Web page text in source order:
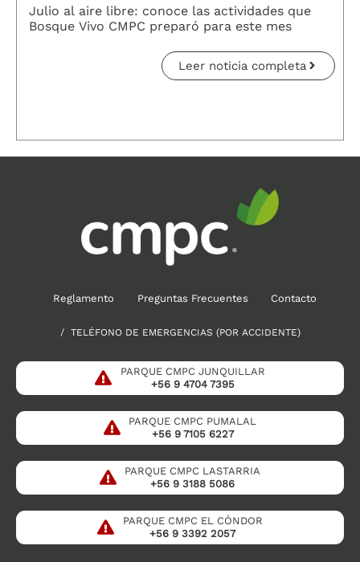
Julio al aire libre: conoce las actividades que
Bosque Vivo CMPC preparó para este mes
Leer noticia completa
Reglamento Preguntas Frecuentes Contacto
/ TELÉFONO DE EMERGENCIAS (POR ACCIDENTE)
PARQUE CMPC JUNQUILLAR
+56 9 4704 7395
PARQUE CMPC PUMALAL
+56 9 7105 6227
PARQUE CMPC LASTARRIA
+56 9 3188 5086
PARQUE CMPC EL CÓNDOR
+56 9 3392 2057